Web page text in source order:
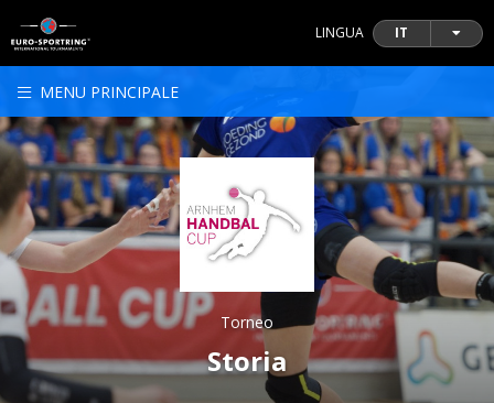
LINGUA IT
MENU PRINCIPALE
Torneo
Storia